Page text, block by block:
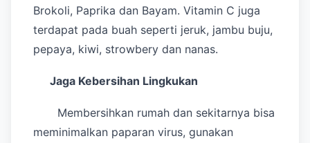
Brokoli, Paprika dan Bayam. Vitamin C juga
terdapat pada buah seperti jeruk, jambu buju,
pepaya, kiwi, strowbery dan nanas.
Jaga Kebersihan Lingkukan
Membersihkan rumah dan sekitarnya bisa
meminimalkan paparan virus, gunakan